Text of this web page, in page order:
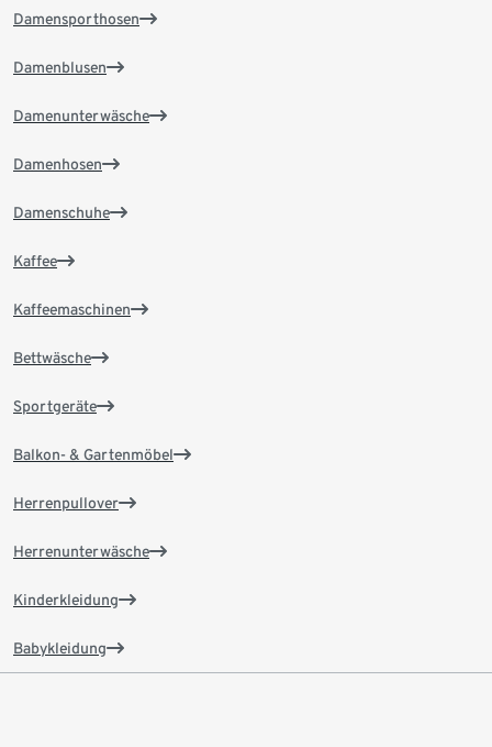
Damensporthosen
Damenblusen
Damenunterwäsche
Damenhosen
Damenschuhe
Kaffee
Kaffeemaschinen
Bettwäsche
Sportgeräte
Balkon- & Gartenmöbel
Herrenpullover
Herrenunterwäsche
Kinderkleidung
Babykleidung